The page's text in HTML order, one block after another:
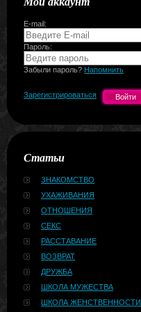
E-mail:
Пароль:
Забыли пароль? Напомнить
Зарегистрироваться
Статьи
ЗНАКОМСТВО
УХАЖИВАНИЯ
ОТНОШЕНИЯ
СЕКС
РАССТАВАНИЕ
ВОЗВРАТ
ДРУЖБА
ШКОЛА МУЖЕСТВА
ШКОЛА ЖЕНСТВЕННОСТИ